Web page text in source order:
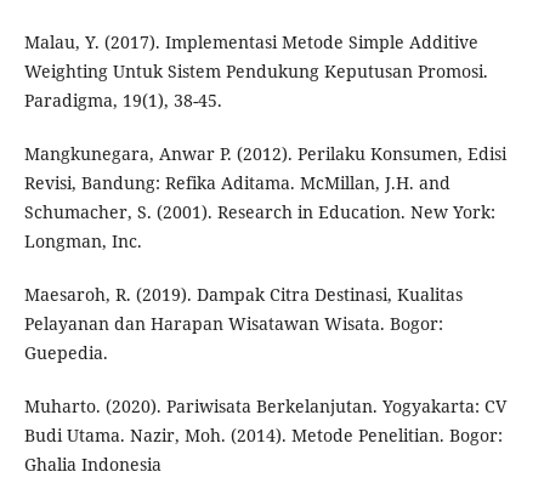
Malau, Y. (2017). Implementasi Metode Simple Additive
Weighting Untuk Sistem Pendukung Keputusan Promosi.
Paradigma, 19(1), 38-45.
Mangkunegara, Anwar P. (2012). Perilaku Konsumen, Edisi
Revisi, Bandung: Refika Aditama. McMillan, J.H. and
Schumacher, S. (2001). Research in Education. New York:
Longman, Inc.
Maesaroh, R. (2019). Dampak Citra Destinasi, Kualitas
Pelayanan dan Harapan Wisatawan Wisata. Bogor:
Guepedia.
Muharto. (2020). Pariwisata Berkelanjutan. Yogyakarta: CV
Budi Utama. Nazir, Moh. (2014). Metode Penelitian. Bogor:
Ghalia Indonesia